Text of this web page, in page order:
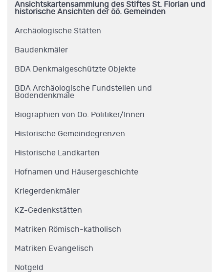
Ansichtskartensammlung des Stiftes St. Florian und
historische Ansichten der öö. Gemeinden
Archäologische Stätten
Baudenkmäler
BDA Denkmalgeschützte Objekte
BDA Archäologische Fundstellen und
Bodendenkmale
Biographien von Oö. Politiker/Innen
Historische Gemeindegrenzen
Historische Landkarten
Hofnamen und Häusergeschichte
Kriegerdenkmäler
KZ-Gedenkstätten
Matriken Römisch-katholisch
Matriken Evangelisch
Notgeld